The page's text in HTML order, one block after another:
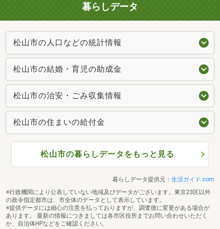
暮らしデータ
松山市の人口などの統計情報
松山市の結婚・育児の助成金
松山市の治安・ごみ収集情報
松山市の住まいの給付金
松山市の暮らしデータをもっと見る
暮らしデータ提供元： 生活ガイド.com
※行政機関により公表していない地域及びデータがございます。東京23区以外
の政令指定都市は、市全体のデータとして表示しています。
※提供データには細心の注意を払っておりますが、調査後に変更がある場合が
あります。 最新の情報につきましては各市区役所までお問い合わせいただく
か、自治体HPなどをご確認ください。